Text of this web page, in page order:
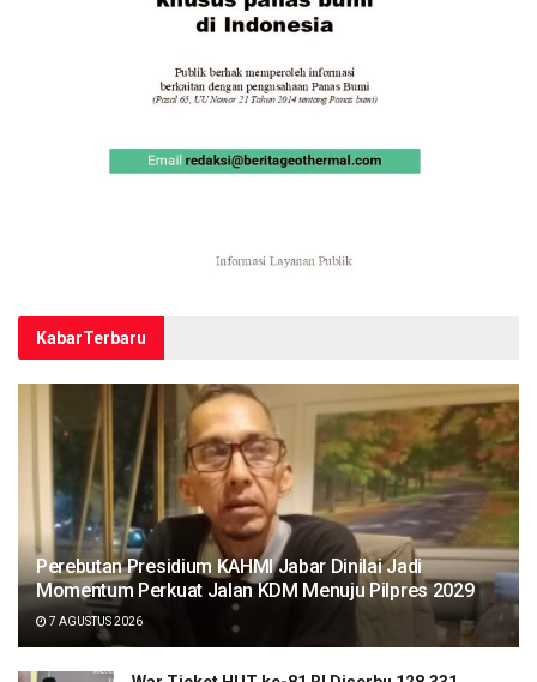
KabarTerbaru
Perebutan Presidium KAHMI Jabar Dinilai Jadi
Momentum Perkuat Jalan KDM Menuju Pilpres 2029
7 AGUSTUS 2026